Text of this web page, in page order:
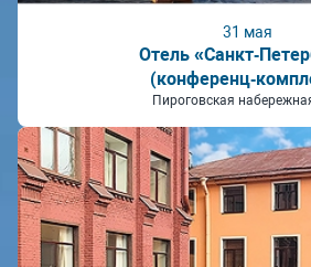
31 мая
Отель
Пироговская